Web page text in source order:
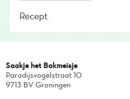
Recept
Saakje het Bakmeisje
Paradijsvogelstraat 10
9713 BV Groningen